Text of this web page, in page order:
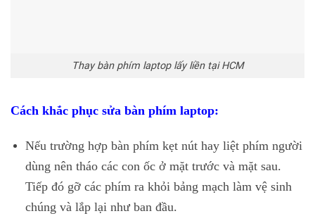
Thay bàn phím laptop lấy liền tại HCM
Cách khắc phục sửa bàn phím laptop:
Nếu trường hợp bàn phím kẹt nút hay liệt phím người
dùng nên tháo các con ốc ở mặt trước và mặt sau.
Tiếp đó gỡ các phím ra khỏi bảng mạch làm vệ sinh
chúng và lắp lại như ban đầu.